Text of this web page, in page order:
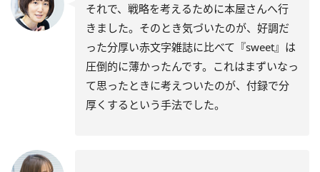
それで、戦略を考えるために本屋さんへ行
きました。そのとき気づいたのが、好調だ
った分厚い赤文字雑誌に比べて『sweet』は
圧倒的に薄かったんです。これはまずいなっ
て思ったときに考えついたのが、付録で分
厚くするという手法でした。